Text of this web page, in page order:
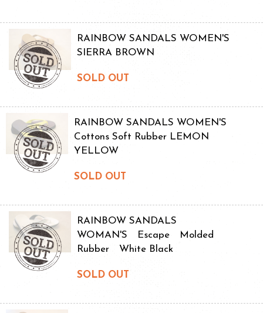
RAINBOW SANDALS WOMEN'S
SIERRA BROWN
SOLD OUT
RAINBOW SANDALS WOMEN'S
Cottons Soft Rubber LEMON
YELLOW
SOLD OUT
RAINBOW SANDALS
WOMAN'S Escape Molded
Rubber White Black
SOLD OUT